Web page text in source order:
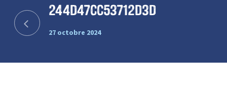
244d47cc53712d3d
27 octobre 2024